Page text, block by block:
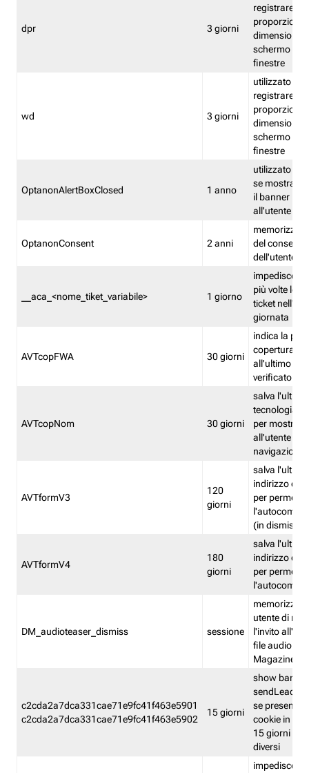
dpr 3 giorni
registrare le
proporzioni
dimensioni
schermo e
finestre
wd 3 giorni
utilizzato per
registrare le
proporzioni
dimensioni
schermo e
finestre
OptanonAlertBoxClosed 1 anno
utilizzato per
se mostrare
il banner
all'utente
OptanonConsent 2 anni
memorizza
del
dell'utente
__aca_<nome_tiket_variabile> 1 giorno
impedisce di
più volte lo
ticket
giornata
AVTcopFWA 30 giorni
indica la
copertura
all'ultimo
verificato
AVTcopNom 30 giorni
salva l'ultima
tecnologia
per
all'utente
navigazione
AVTformV3
120
giorni
salva l'ultimo
indirizzo di
per
(in
AVTformV4
180
giorni
salva l'ultimo
indirizzo di
per
DM_audioteaser_dismiss sessione
memorizza
utente di
l'invito
file audio del
Magazine
c2cda2a7dca331cae71e9fc41f463e5901
c2cda2a7dca331cae71e9fc41f463e5902
15 giorni
show banner
sendLead
se presenti
cookie in un
15 giorni e
diversi
impedisce